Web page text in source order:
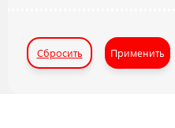
Сбросить Применить